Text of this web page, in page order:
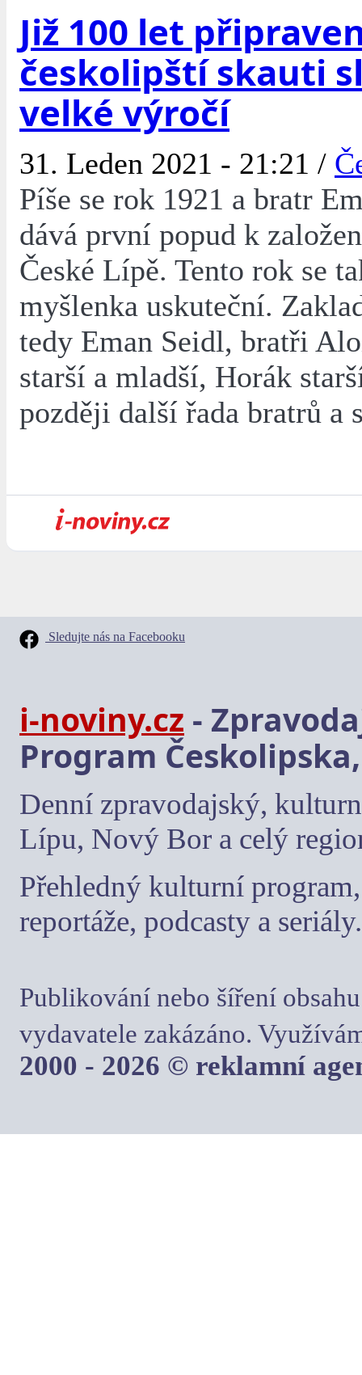
Již 100 let
českolipští skauti
velké výročí
31. Leden 2021 - 21:21 /
Píše se rok 1921 a bratr
dává první popud k
České Lípě. Tento rok se
myšlenka uskuteční.
tedy Eman Seidl, bratři
starší a mladší, Horák
později další řada bratrů a
Sledujte nás na Facebooku
i-noviny.cz -
Program
Denní zpravodajský,
Lípu, Nový Bor a celý
Přehledný kulturní
reportáže, podcasty a seriály.
Publikování nebo šíření
vydavatele zakázáno.
2000 - 2026 © reklamní